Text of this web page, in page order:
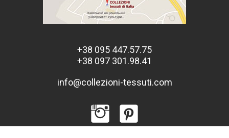
+38 095 447.57.75
+38 097 301.98.41
info@collezioni-tessuti.com